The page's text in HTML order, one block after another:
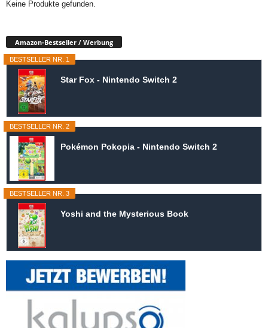
Keine Produkte gefunden.
Amazon-Bestseller / Werbung
BESTSELLER NR. 1
Star Fox - Nintendo Switch 2
BESTSELLER NR. 2
Pokémon Pokopia - Nintendo Switch 2
BESTSELLER NR. 3
Yoshi and the Mysterious Book